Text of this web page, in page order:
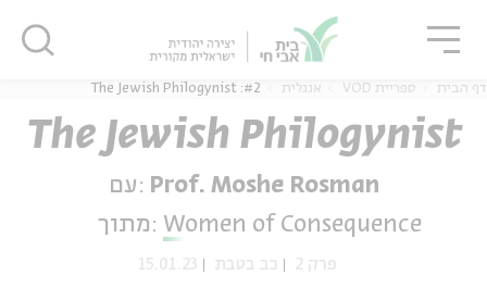
אנגלית
דף הבית ספריית VOD אנגלית #2: The Jewish Philogynist
The Jewish Philogynist
עם: Prof. Moshe Rosman
מתוך: Women of Consequence
15.01.23 כב בטבת פרק 2
סגור